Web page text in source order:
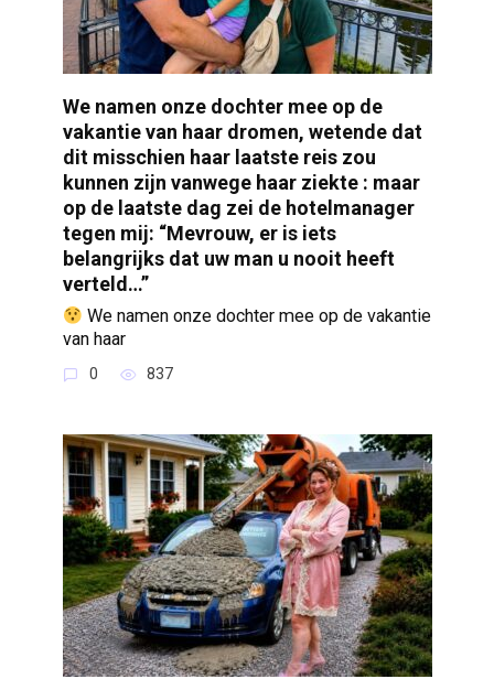
We namen onze dochter mee op de
vakantie van haar dromen, wetende dat
dit misschien haar laatste reis zou
kunnen zijn vanwege haar ziekte : maar
op de laatste dag zei de hotelmanager
tegen mij: “Mevrouw, er is iets
belangrijks dat uw man u nooit heeft
verteld…”
We namen onze dochter mee op de vakantie
van haar
0 837